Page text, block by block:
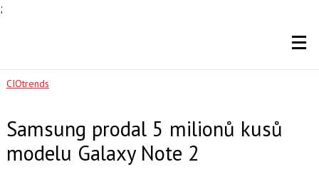
;
CIOtrends
Samsung prodal 5 milionů kusů
modelu Galaxy Note 2